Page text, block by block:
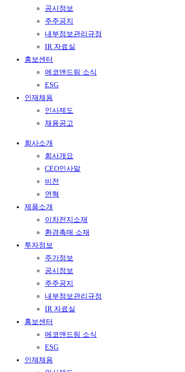
공시정보
주주공지
내부정보관리규정
IR 자료실
홍보센터
에코앤드림 소식
ESG
인재채용
인사제도
채용공고
회사소개
회사개요
CEO인사말
비전
연혁
제품소개
이차전지소재
환경촉매 소재
투자정보
주가정보
공시정보
주주공지
내부정보관리규정
IR 자료실
홍보센터
에코앤드림 소식
ESG
인재채용